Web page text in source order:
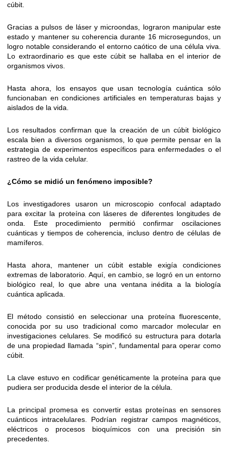
cúbit.
Gracias a pulsos de láser y microondas, lograron manipular este
estado y mantener su coherencia durante 16 microsegundos, un
logro notable considerando el entorno caótico de una célula viva.
Lo extraordinario es que este cúbit se hallaba en el interior de
organismos vivos.
Hasta ahora, los ensayos que usan tecnología cuántica sólo
funcionaban en condiciones artificiales en temperaturas bajas y
aislados de la vida.
Los resultados confirman que la creación de un cúbit biológico
escala bien a diversos organismos, lo que permite pensar en la
estrategia de experimentos específicos para enfermedades o el
rastreo de la vida celular.
¿Cómo se midió un fenómeno imposible?
Los investigadores usaron un microscopio confocal adaptado
para excitar la proteína con láseres de diferentes longitudes de
onda. Este procedimiento permitió confirmar oscilaciones
cuánticas y tiempos de coherencia, incluso dentro de células de
mamíferos.
Hasta ahora, mantener un cúbit estable exigía condiciones
extremas de laboratorio. Aquí, en cambio, se logró en un entorno
biológico real, lo que abre una ventana inédita a la biología
cuántica aplicada.
El método consistió en seleccionar una proteína fluorescente,
conocida por su uso tradicional como marcador molecular en
investigaciones celulares. Se modificó su estructura para dotarla
de una propiedad llamada “spin”, fundamental para operar como
cúbit.
La clave estuvo en codificar genéticamente la proteína para que
pudiera ser producida desde el interior de la célula.
La principal promesa es convertir estas proteínas en sensores
cuánticos intracelulares. Podrían registrar campos magnéticos,
eléctricos o procesos bioquímicos con una precisión sin
precedentes.